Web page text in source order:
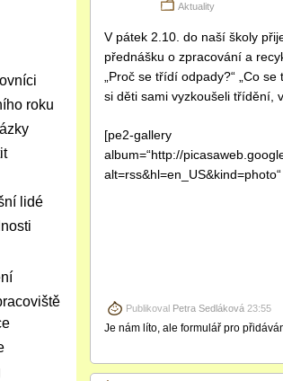
Aktuality
V pátek 2.10. do naší školy
přednášku o zpracování a
„Proč se třídí odpady?“ „Co
si děti sami vyzkoušeli třídění,
[pe2-gallery
album=“http://
alt=rss&hl=en_US&kind=photo“
Publikoval Petra Sedláková23:55
Je nám líto, ale formulář pro
roku
lidé